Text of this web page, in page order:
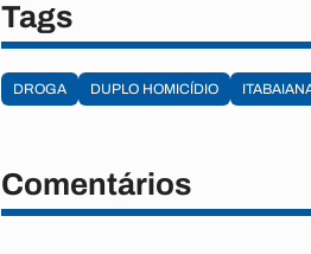
Tags
DROGA DUPLO HOMICÍDIO
Comentários